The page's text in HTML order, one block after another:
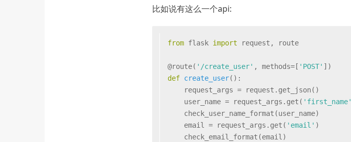
比如说有这么一个api:
from flask import request, route
@route( '/create_user' , methods=[ 'POST' ] )
def create_user():
    request_args = request.get_json()
    user_name = request_args.get(
'first_name'
    check_user_name_format(user_name)
    email = request_args.get(
'email' )
    check_email_format(email)